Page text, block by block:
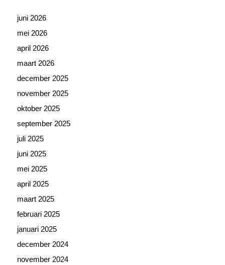
juni 2026
mei 2026
april 2026
maart 2026
december 2025
november 2025
oktober 2025
september 2025
juli 2025
juni 2025
mei 2025
april 2025
maart 2025
februari 2025
januari 2025
december 2024
november 2024